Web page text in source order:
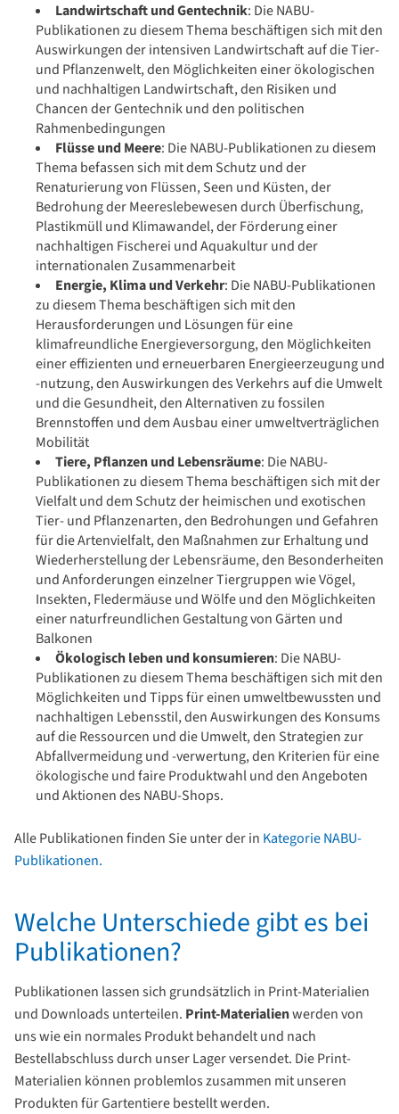
Landwirtschaft und Gentechnik: Die NABU-
Publikationen zu diesem Thema beschäftigen sich mit den
Auswirkungen der intensiven Landwirtschaft auf die Tier-
und Pflanzenwelt, den Möglichkeiten einer ökologischen
und nachhaltigen Landwirtschaft, den Risiken und
Chancen der Gentechnik und den politischen
Rahmenbedingungen
Flüsse und Meere: Die NABU-Publikationen zu diesem
Thema befassen sich mit dem Schutz und der
Renaturierung von Flüssen, Seen und Küsten, der
Bedrohung der Meereslebewesen durch Überfischung,
Plastikmüll und Klimawandel, der Förderung einer
nachhaltigen Fischerei und Aquakultur und der
internationalen Zusammenarbeit
Energie, Klima und Verkehr: Die NABU-Publikationen
zu diesem Thema beschäftigen sich mit den
Herausforderungen und Lösungen für eine
klimafreundliche Energieversorgung, den Möglichkeiten
einer effizienten und erneuerbaren Energieerzeugung und
-nutzung, den Auswirkungen des Verkehrs auf die Umwelt
und die Gesundheit, den Alternativen zu fossilen
Brennstoffen und dem Ausbau einer umweltverträglichen
Mobilität
Tiere, Pflanzen und Lebensräume: Die NABU-
Publikationen zu diesem Thema beschäftigen sich mit der
Vielfalt und dem Schutz der heimischen und exotischen
Tier- und Pflanzenarten, den Bedrohungen und Gefahren
für die Artenvielfalt, den Maßnahmen zur Erhaltung und
Wiederherstellung der Lebensräume, den Besonderheiten
und Anforderungen einzelner Tiergruppen wie Vögel,
Insekten, Fledermäuse und Wölfe und den Möglichkeiten
einer naturfreundlichen Gestaltung von Gärten und
Balkonen
Ökologisch leben und konsumieren: Die NABU-
Publikationen zu diesem Thema beschäftigen sich mit den
Möglichkeiten und Tipps für einen umweltbewussten und
nachhaltigen Lebensstil, den Auswirkungen des Konsums
auf die Ressourcen und die Umwelt, den Strategien zur
Abfallvermeidung und -verwertung, den Kriterien für eine
ökologische und faire Produktwahl und den Angeboten
und Aktionen des NABU-Shops.
Alle Publikationen finden Sie unter der in Kategorie NABU-
Publikationen.
Welche Unterschiede gibt es bei
Publikationen?
Publikationen lassen sich grundsätzlich in Print-Materialien
und Downloads unterteilen. Print-Materialienwerden von
uns wie ein normales Produkt behandelt und nach
Bestellabschluss durch unser Lager versendet. Die Print-
Materialien können problemlos zusammen mit unseren
Produkten für Gartentiere bestellt werden.